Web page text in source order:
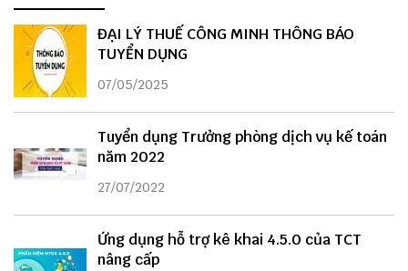
ĐẠI LÝ THUẾ CÔNG MINH THÔNG BÁO
TUYỂN DỤNG
07/05/2025
Tuyển dụng Trưởng phòng dịch vụ kế toán
năm 2022
27/07/2022
Ứng dụng hỗ trợ kê khai 4.5.0 của TCT
nâng cấp